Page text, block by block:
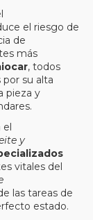
el riesgo de
de
más
, todos
su alta
pieza y
el
y
vitales del
las tareas de
estado.